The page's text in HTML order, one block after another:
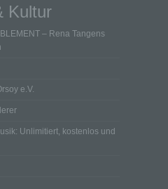
Kultur
– Rena Tangens
e.V.
Unlimitiert, kostenlos und
und